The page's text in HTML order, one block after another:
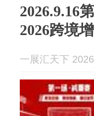
2026.9.16
2026跨境
一展汇天下